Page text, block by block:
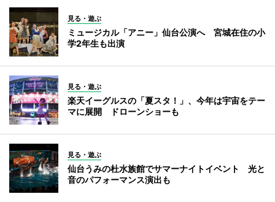
見る・遊ぶ
ミュージカル「アニー」仙台公演へ 宮城在住の小
学2年生も出演
見る・遊ぶ
楽天イーグルスの「夏スタ！」、今年は宇宙をテー
マに展開 ドローンショーも
見る・遊ぶ
仙台うみの杜水族館でサマーナイトイベント 光と
音のパフォーマンス演出も